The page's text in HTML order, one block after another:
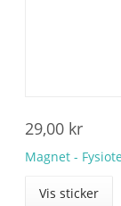
29,00kr
Magnet -
Vis sticker